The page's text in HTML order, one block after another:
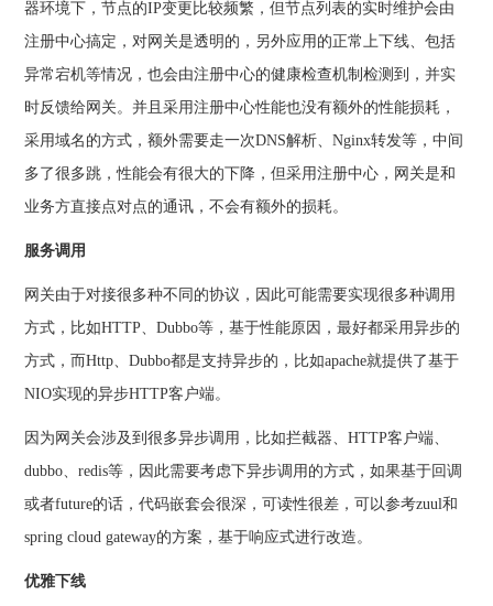
器环境下，节点的IP变更比较频繁，但节点列表的实时维护会由
注册中心搞定，对网关是透明的，另外应用的正常上下线、包括
异常宕机等情况，也会由注册中心的健康检查机制检测到，并实
时反馈给网关。并且采用注册中心性能也没有额外的性能损耗，
采用域名的方式，额外需要走一次DNS解析、Nginx转发等，中间
多了很多跳，性能会有很大的下降，但采用注册中心，网关是和
业务方直接点对点的通讯，不会有额外的损耗。
服务调用
网关由于对接很多种不同的协议，因此可能需要实现很多种调用
方式，比如HTTP、Dubbo等，基于性能原因，最好都采用异步的
方式，而Http、Dubbo都是支持异步的，比如apache就提供了基于
NIO实现的异步HTTP客户端。
因为网关会涉及到很多异步调用，比如拦截器、HTTP客户端、
dubbo、redis等，因此需要考虑下异步调用的方式，如果基于回调
或者future的话，代码嵌套会很深，可读性很差，可以参考zuul和
spring cloud gateway的方案，基于响应式进行改造。
优雅下线